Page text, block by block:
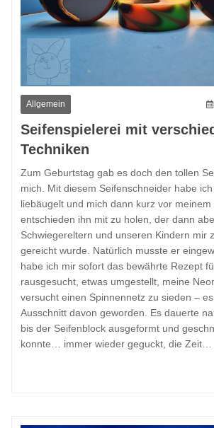
Allgemein
Seifenspielerei mit
Techniken
Zum Geburtstag gab es doch den tollen
mich. Mit diesem Seifenschneider habe
liebäugelt und mich dann kurz vor meinem
entschieden ihn mit zu holen, der dann
Schwiegereltern und unseren Kindern mir
gereicht wurde. Natürlich musste er
habe ich mir sofort das bewährte Rezept
rausgesucht, etwas umgestellt, meine
versucht einen Spinnennetz zu sieden –
Ausschnitt davon geworden. Es dauerte
bis der Seifenblock ausgeformt und
konnte… immer wieder geguckt, die Zeit…